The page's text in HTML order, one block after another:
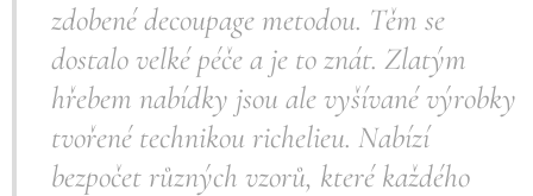
zdobené decoupage metodou. Těm se
dostalo velké péče a je to znát. Zlatým
hřebem nabídky jsou ale vyšívané výrobky
tvořené technikou richelieu. Nabízí
bezpočet různých vzorů, které každého